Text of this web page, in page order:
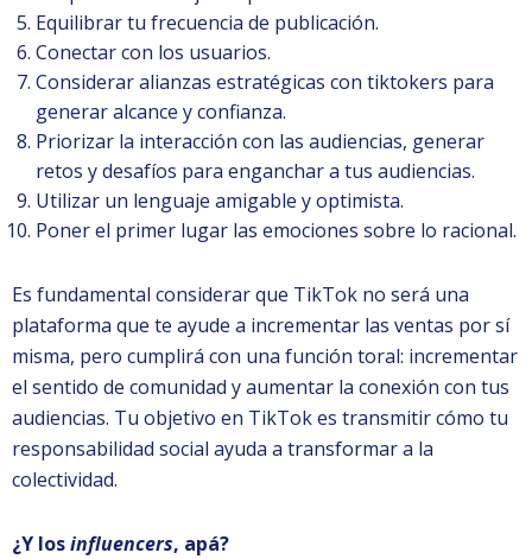
Equilibrar tu frecuencia de publicación.
Conectar con los usuarios.
Considerar alianzas estratégicas con tiktokers para
generar alcance y confianza.
Priorizar la interacción con las audiencias, generar
retos y desafíos para enganchar a tus audiencias.
Utilizar un lenguaje amigable y optimista.
Poner el primer lugar las emociones sobre lo racional.
Es fundamental considerar que TikTok no será una
plataforma que te ayude a incrementar las ventas por sí
misma, pero cumplirá con una función toral: incrementar
el sentido de comunidad y aumentar la conexión con tus
audiencias. Tu objetivo en TikTok es transmitir cómo tu
responsabilidad social ayuda a transformar a la
colectividad.
¿Y losinfluencers, apá?